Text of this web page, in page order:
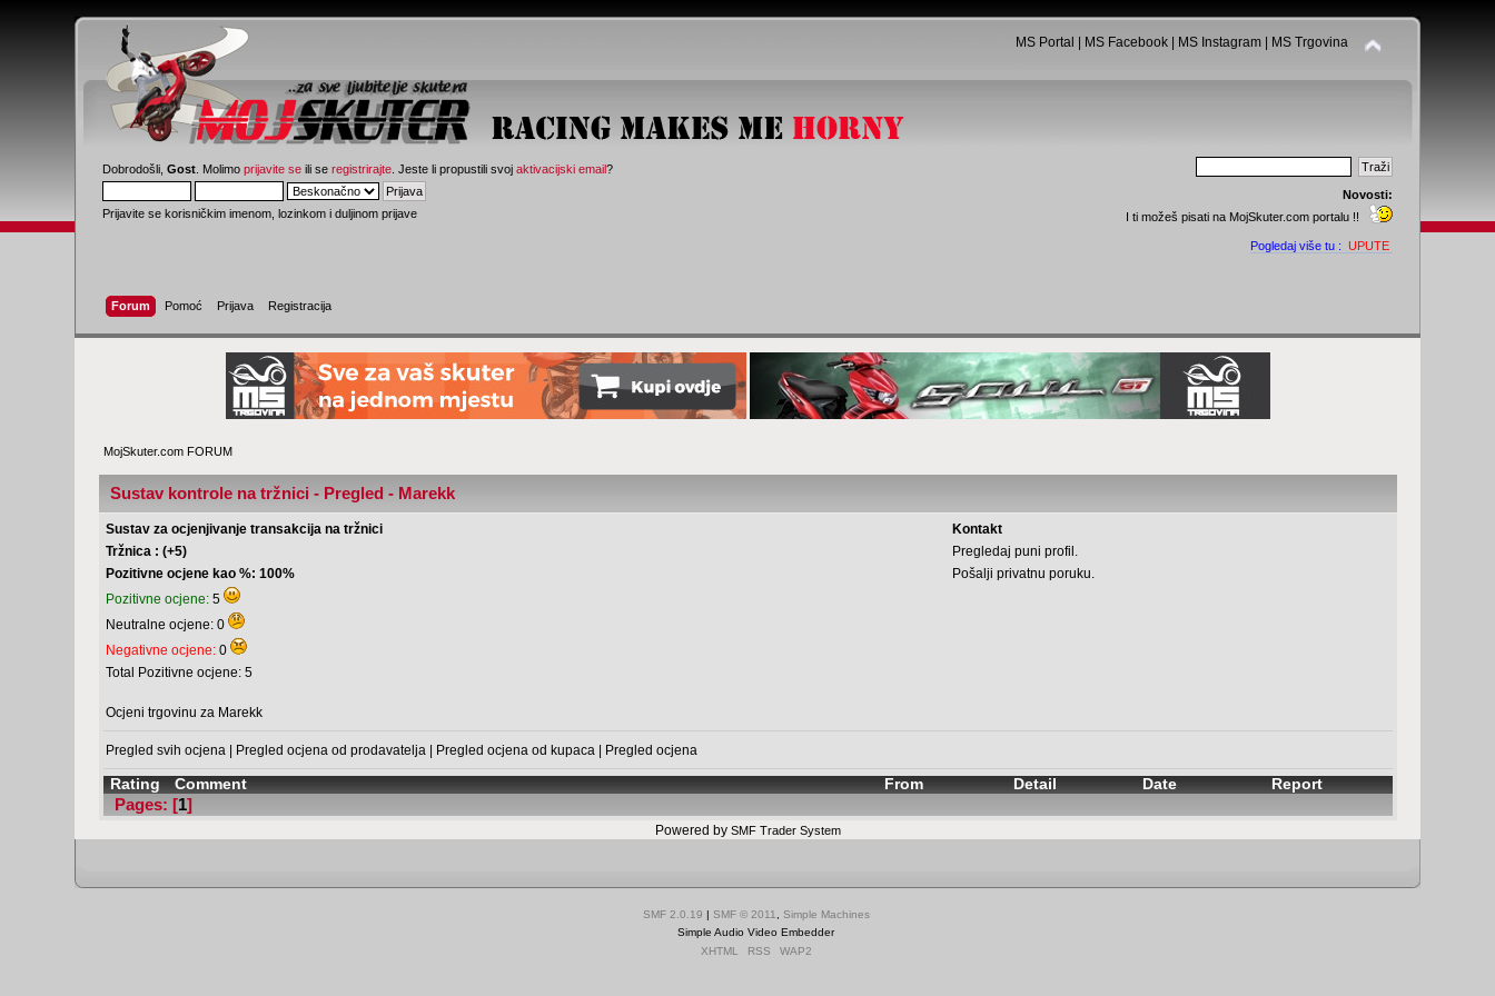
MS Portal MS Facebook| MS Instagram| MS Trgovina
Dobrodošli,Gost . Molimoprijavite se ili seregistrirajte . Jeste li propustili svojaktivacijski email?
Prijavite se korisničkim imenom, lozinkom i duljinom prijave
Novosti:
I ti možeš pisati na MojSkuter.com portalu !!
Pogledaj više tu : UPUTE
Forum Pomoć Prijava Registracija
MojSkuter.com FORUM
Sustav kontrole na tržnici - Pregled - Marekk
Sustav za ocjenjivanje transakcija na tržnici
Kontakt
Tržnica : (+5)
Pregledaj puni profil.
Pozitivne ocjene kao %: 100%
Pošalji privatnu poruku.
Pozitivne ocjene: 5
Neutralne ocjene: 0
Negativne ocjene: 0
Total Pozitivne ocjene: 5
Ocjeni trgovinu za Marekk
Pregled svih ocjena | Pregled ocjena od prodavatelja | Pregled ocjena od kupaca | Pregled ocjena
Rating Comment From Detail Date Report
Pages: [1]
Powered by SMF Trader System
SMF 2.0.19 | SMF © 2011
Simple Machines
Simple Audio Video Embedder
XHTML
RSS WAP2